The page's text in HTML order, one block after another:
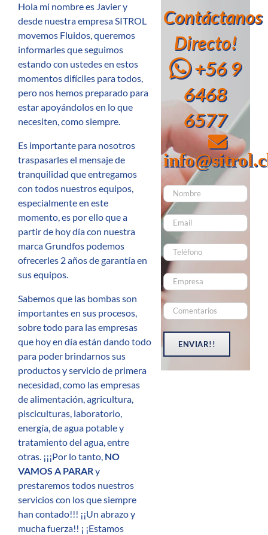
Hola mi nombre es Javier y
desde nuestra empresa SITROL
movemos Fluidos, queremos
informarles que seguimos
estando con ustedes en estos
momentos difíciles para todos,
pero nos hemos preparado para
estar apoyándolos en lo que
necesiten, como siempre.
Es importante para nosotros
traspasarles el mensaje de
tranquilidad que entregamos
con todos nuestros equipos,
especialmente en este
momento, es por ello que a
partir de hoy día con nuestra
marca Grundfos podemos
ofrecerles 2 años de garantía en
sus equipos.
Sabemos que las bombas son
importantes en sus procesos,
sobre todo para las empresas
que hoy en día están dando todo
para poder brindarnos sus
productos y servicio de primera
necesidad, como las empresas
de alimentación, agricultura,
pisciculturas, laboratorio,
energía, de agua potable y
tratamiento del agua, entre
otras. ¡¡¡Por lo tanto, NO
VAMOS A PARARy
prestaremos todos nuestros
servicios con los que siempre
han contado!!! ¡¡Un abrazo y
mucha fuerza!! ¡ ¡Estamos
Contáctanos
Directo!
+56 9
6468
6577